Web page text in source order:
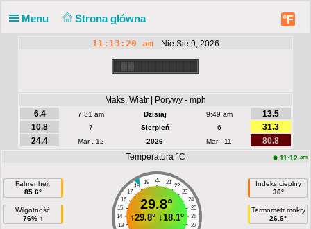
Menu Strona główna °F
11:13:21 am Nie Sie 9, 2026
Maks. Wiatr | Porywy - mph
6.4
7:31 am Dzisiaj 9:49 am
13.5
10.8
7 Sierpień 6
31.3
24.4
Mar , 12 2026 Mar , 11
80.8
Temperatura °C
11:12 am
Fahrenheit
85.6°
Wilgotność
76% ↑
20
19 21
18
22
17
23
16
24
15
25
14
26
13
27
29.8°
↑29.8°↓18.1°
Indeks cieplny
36°
Termometr mokry
26.6°